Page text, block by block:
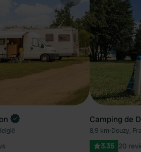
Favoriet
Camping de
8,9 km•Douzy,
3.35 20